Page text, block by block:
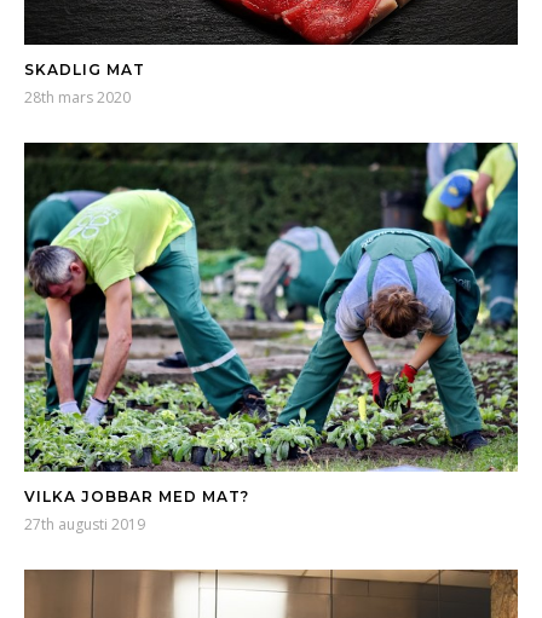
SKADLIG MAT
28th mars 2020
VILKA JOBBAR MED MAT?
27th augusti 2019